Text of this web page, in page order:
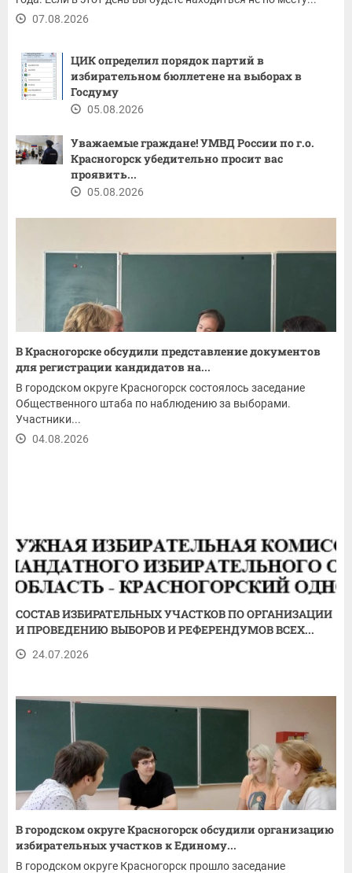
07.08.2026
ЦИК определил порядок партий в
избирательном бюллетене на выборах в
Госдуму
05.08.2026
Уважаемые граждане! ​УМВД России по г.о.
Красногорск убедительно просит вас
проявить...
05.08.2026
В Красногорске обсудили представление документов
для регистрации кандидатов на...
В городском округе Красногорск состоялось заседание
Общественного штаба по наблюдению за выборами.
Участники...
04.08.2026
СОСТАВ ИЗБИРАТЕЛЬНЫХ УЧАСТКОВ ПО ОРГАНИЗАЦИИ
И ПРОВЕДЕНИЮ ВЫБОРОВ И РЕФЕРЕНДУМОВ ВСЕХ...
24.07.2026
В городском округе Красногорск обсудили организацию
избирательных участков к Единому...
В городском округе Красногорск прошло заседание